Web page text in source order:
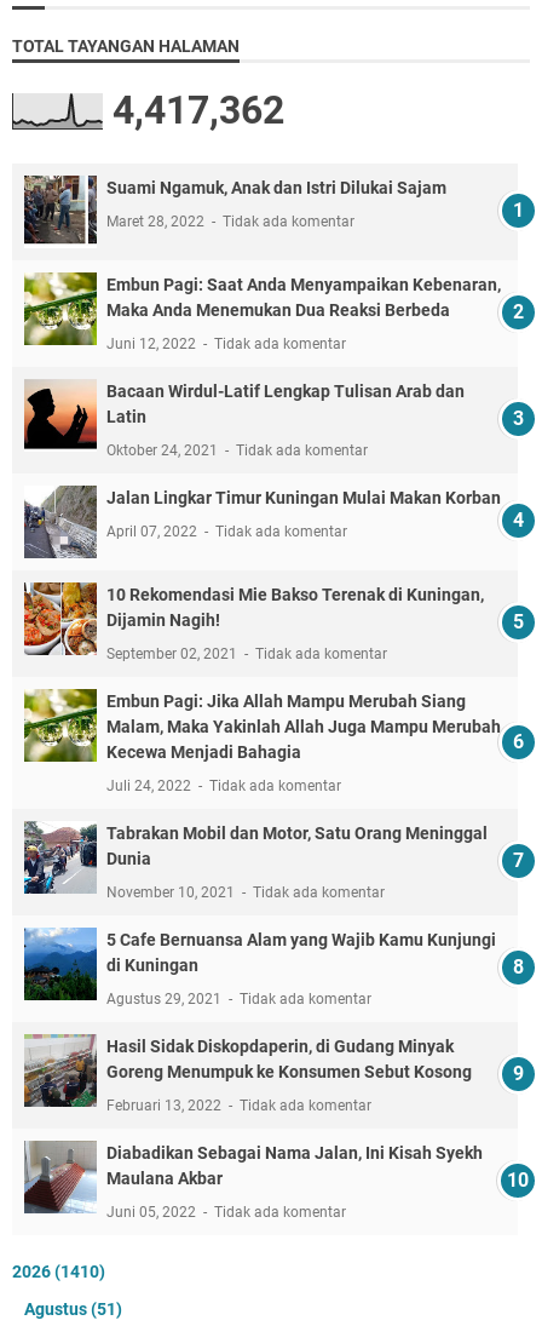
TOTAL TAYANGAN HALAMAN
4,417,362
Suami Ngamuk, Anak dan Istri Dilukai Sajam
Maret 28, 2022 Tidak ada komentar
Embun Pagi: Saat Anda Menyampaikan Kebenaran,
Maka Anda Menemukan Dua Reaksi Berbeda
Juni 12, 2022 Tidak ada komentar
Bacaan Wirdul-Latif Lengkap Tulisan Arab dan
Latin
Oktober 24, 2021 Tidak ada komentar
Jalan Lingkar Timur Kuningan Mulai Makan Korban
April 07, 2022 Tidak ada komentar
10 Rekomendasi Mie Bakso Terenak di Kuningan,
Dijamin Nagih!
September 02, 2021 Tidak ada komentar
Embun Pagi: Jika Allah Mampu Merubah Siang
Malam, Maka Yakinlah Allah Juga Mampu Merubah
Kecewa Menjadi Bahagia
Juli 24, 2022 Tidak ada komentar
Tabrakan Mobil dan Motor, Satu Orang Meninggal
Dunia
November 10, 2021 Tidak ada komentar
5 Cafe Bernuansa Alam yang Wajib Kamu Kunjungi
di Kuningan
Agustus 29, 2021 Tidak ada komentar
Hasil Sidak Diskopdaperin, di Gudang Minyak
Goreng Menumpuk ke Konsumen Sebut Kosong
Februari 13, 2022 Tidak ada komentar
Diabadikan Sebagai Nama Jalan, Ini Kisah Syekh
Maulana Akbar
Juni 05, 2022 Tidak ada komentar
2026(1410)
Agustus(51)